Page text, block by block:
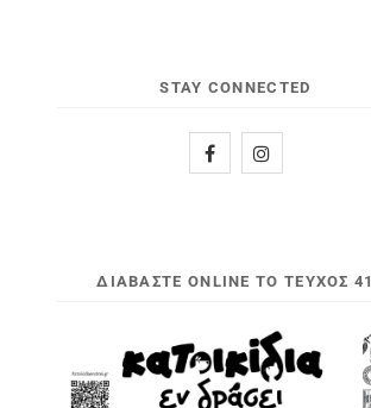
STAY CONNECTED
ΔΙΑΒΆΣΤΕ ONLINE ΤΟ ΤΕΎΧΟΣ 41